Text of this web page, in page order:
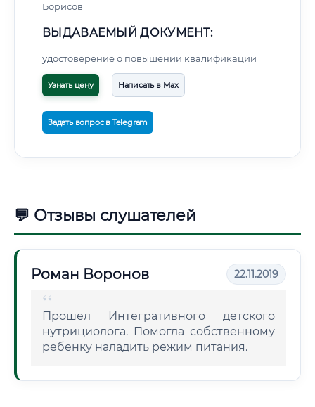
Борисов
ВЫДАВАЕМЫЙ ДОКУМЕНТ:
удостоверение о повышении квалификации
Узнать цену Написать в Max
Задать вопрос в Telegram
💬 Отзывы слушателей
Роман Воронов 22.11.2019
Прошел Интегративного детского
нутрициолога. Помогла собственному
ребенку наладить режим питания.